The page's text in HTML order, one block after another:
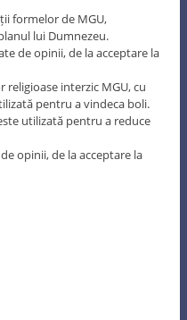
formelor de MGU,
lui Dumnezeu.
de opinii, de la acceptare la
interzic MGU, cu
pentru a vindeca boli.
utilizată pentru a reduce
opinii, de la acceptare la